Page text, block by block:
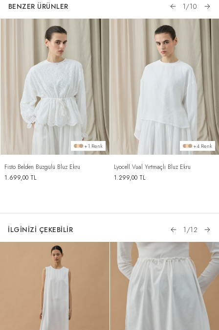
BENZER ÜRÜNLER 1/10
+1 Renk
Fisto Belden Büzgülü Bluz Ekru
1.699,00TL
+4 Renk
Lyocell Vual Yırtmaçlı Bluz Ekru
1.299,00TL
İLGİNİZİ ÇEKEBİLİR 1 /12